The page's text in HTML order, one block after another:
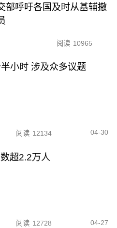
部呼吁各国及时从基辅撤
阅读 10965
小时 涉及众多议题
阅读 12134 04-30
超2.2万人
阅读 12728 04-27